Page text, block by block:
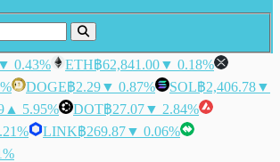
▼ 0.43% ETH฿62,841.00▼ 0.18%
DOGE฿2.29▼ 0.87% SOL฿2,406.78▼
▲ 5.95% DOT฿27.07▼ 2.84%
LINK฿269.87▼ 0.06%